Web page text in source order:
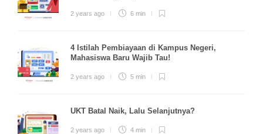
2 years ago 6 min
4 Istilah Pembiayaan di Kampus Negeri,
Mahasiswa Baru Wajib Tau!
2 years ago 5 min
UKT Batal Naik, Lalu Selanjutnya?
2 years ago 4 min